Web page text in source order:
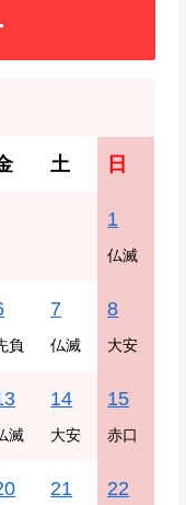
土 日
1
仏滅
負
7
仏滅
8
大安
滅
14
大安
15
赤口
21 22